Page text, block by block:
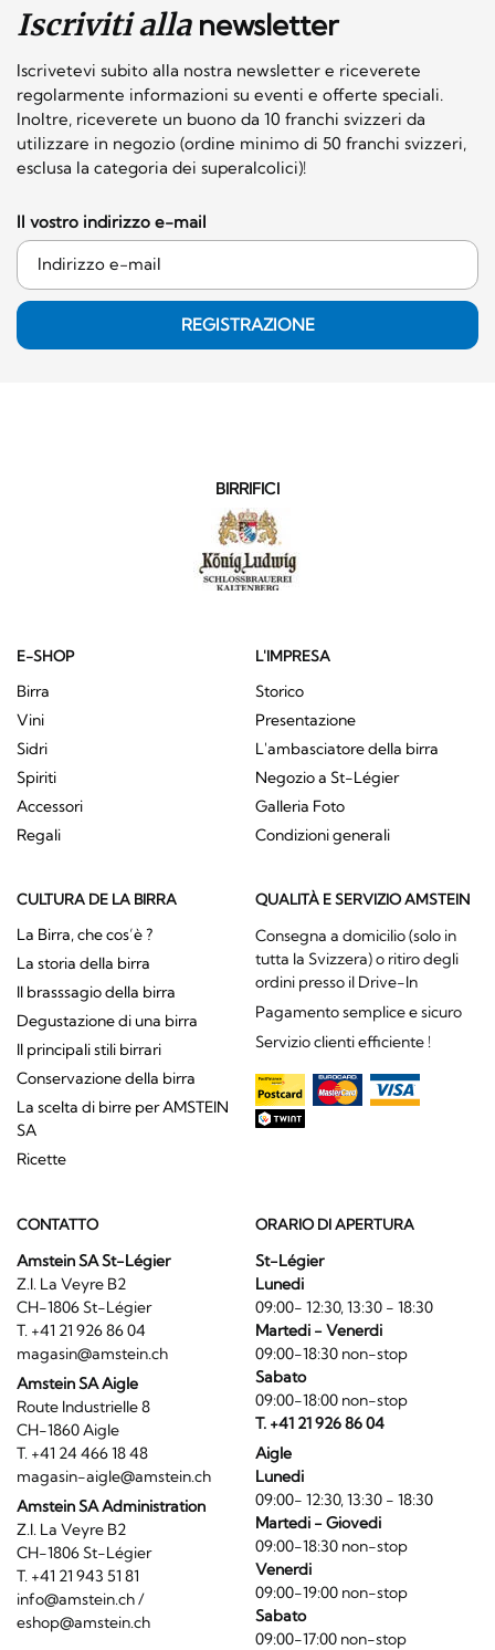
Iscriviti allanewsletter
Iscrivetevi subito alla nostra newsletter e riceverete
regolarmente informazioni su eventi e offerte speciali.
Inoltre, riceverete un buono da 10 franchi svizzeri da
utilizzare in negozio (ordine minimo di 50 franchi svizzeri,
esclusa la categoria dei superalcolici)!
Il vostro indirizzo e-mail
REGISTRAZIONE
BIRRIFICI
E-SHOP
Birra
Vini
Sidri
Spiriti
Accessori
Regali
L'IMPRESA
Storico
Presentazione
L'ambasciatore della birra
Negozio a St-Légier
Galleria Foto
Condizioni generali
CULTURA DE LA BIRRA
La Birra, che cos’è ?
La storia della birra
Il brasssagio della birra
Degustazione di una birra
Il principali stili birrari
Conservazione della birra
La scelta di birre per AMSTEIN
SA
Ricette
QUALITÀ E SERVIZIO AMSTEIN
Consegna a domicilio (solo in
tutta la Svizzera) o ritiro degli
ordini presso il Drive-In
Pagamento semplice e sicuro
Servizio clienti efficiente !
CONTATTO
Amstein SA St-Légier
Z.I. La Veyre B2
CH-1806 St-Légier
T. +41 21 926 86 04
magasin@amstein.ch
Amstein SA Aigle
Route Industrielle 8
CH-1860 Aigle
T. +41 24 466 18 48
magasin-aigle@amstein.ch
Amstein SA Administration
Z.I. La Veyre B2
CH-1806 St-Légier
T. +41 21 943 51 81
info@amstein.ch/
eshop@amstein.ch
ORARIO DI APERTURA
St-Légier
Lunedi
09:00- 12:30, 13:30 - 18:30
Martedi - Venerdi
09:00-18:30 non-stop
Sabato
09:00-18:00 non-stop
T. +41 21 926 86 04
Aigle
Lunedi
09:00- 12:30, 13:30 - 18:30
Martedi - Giovedi
09:00-18:30 non-stop
Venerdi
09:00-19:00 non-stop
Sabato
09:00-17:00 non-stop